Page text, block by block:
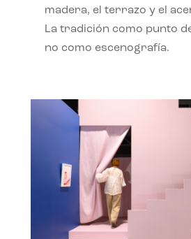
madera, el terrazo y el
La tradición como punto
no como escenografía.